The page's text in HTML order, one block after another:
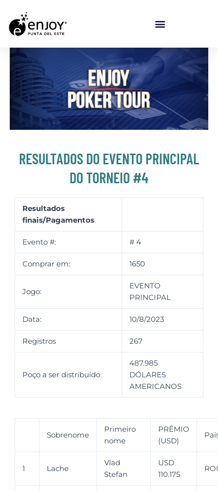
RESULTADOS DO EVENTO PRINCIPAL
DO TORNEIO #4
Resultados
finais/Pagamentos
Evento #: # 4
Comprar em: 1650
Jogo:
EVENTO
PRINCIPAL
Data: 10/8/2023
Registros 267
Poço a ser distribuído
487.985
DÓLARES
AMERICANOS
Sobrenome
Primeiro
nome
PRÊMIO
(USD)
1 Lache
Vlad
Stefan
USD
110.175